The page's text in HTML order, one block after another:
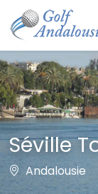
Séville
Andalousie